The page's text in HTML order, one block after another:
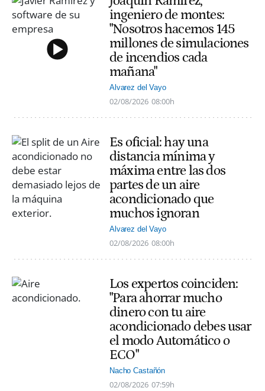
ingeniero de montes:
"Nosotros hacemos 145
millones de simulaciones
de incendios cada
mañana"
Alvarez del Vayo
02/08/2026 08:00h
Es oficial: hay una
distancia mínima y
máxima entre las dos
partes de un aire
acondicionado que
muchos ignoran
Alvarez del Vayo
02/08/2026 08:00h
Los expertos coinciden:
"Para ahorrar mucho
dinero con tu aire
acondicionado debes usar
el modo Automático o
ECO"
Nacho Castañón
02/08/2026 07:59h